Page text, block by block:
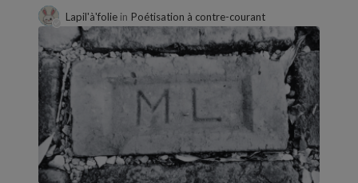
Lapil'à'folie in Poétisation à contre-courant